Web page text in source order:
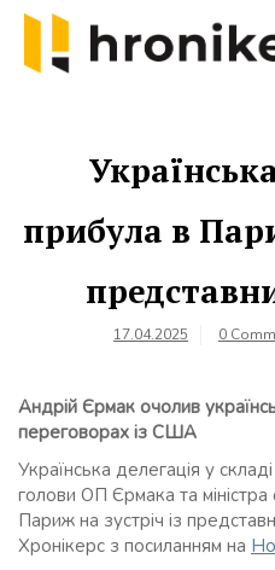
Skip
content
прибула в
17.04.2025 0
Андрій Єрмак очолив
переговорах із США
Українська делегація у
голови ОП Єрмака та
Париж на зустріч із
Хронікерс з посиланням на